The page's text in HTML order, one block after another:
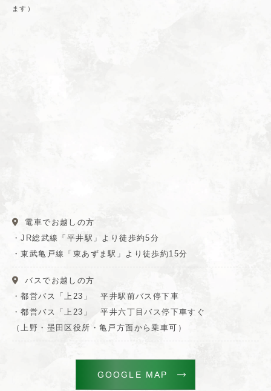
ます）
電車でお越しの方
・JR総武線「平井駅」より徒歩約5分
・東武亀戸線「東あずま駅」より徒歩約15分
バスでお越しの方
・都営バス「上23」 平井駅前バス停下車
・都営バス「上23」 平井六丁目バス停下車すぐ
（上野・墨田区役所・亀戸方面から乗車可）
GOOGLE MAP